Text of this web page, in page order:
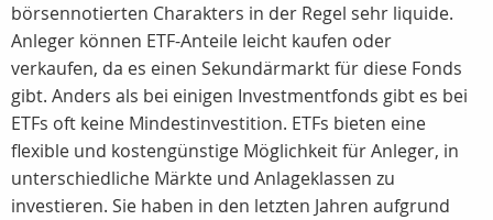
börsennotierten Charakters in der Regel sehr liquide.
Anleger können ETF-Anteile leicht kaufen oder
verkaufen, da es einen Sekundärmarkt für diese Fonds
gibt. Anders als bei einigen Investmentfonds gibt es bei
ETFs oft keine Mindestinvestition. ETFs bieten eine
flexible und kostengünstige Möglichkeit für Anleger, in
unterschiedliche Märkte und Anlageklassen zu
investieren. Sie haben in den letzten Jahren aufgrund